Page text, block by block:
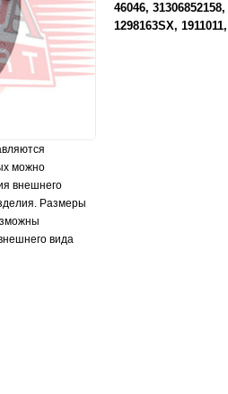
можно
внешнего
Размеры
вида
46046 31306852158
1298163SX 1911011